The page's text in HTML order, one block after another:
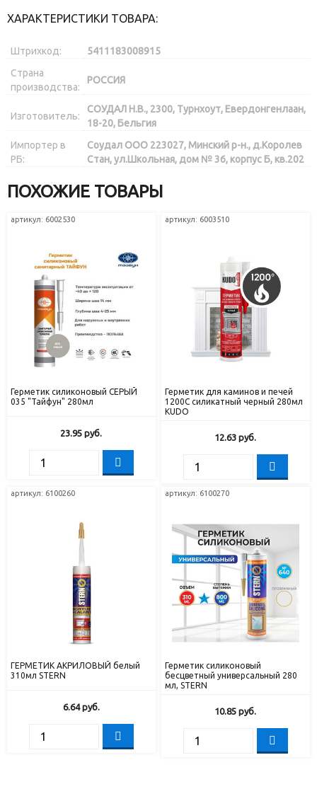
ХАРАКТЕРИСТИКИ ТОВАРА:
Штрихкод:
5411183008915
Страна
производства:
РОССИЯ
Изготовитель:
СОУДАЛ Н.В., 2300, Турнхоут, Евердонгенлаан,
18-20, Бельгия
Импортер в
РБ:
Соудал ООО 223027, Минский р-н., д.Королев
Стан, ул.Школьная, дом № 36, корпус Б, кв.202
ПОХОЖИЕ ТОВАРЫ
артикул: 6002530
Герметик силиконовый СЕРЫЙ
035 "Тайфун" 280мл
23.95 руб.
артикул: 6003510
Герметик для каминов и печей
1200С силикатный черный 280мл
KUDO
12.63 руб.
артикул: 6100260
ГЕРМЕТИК АКРИЛОВЫЙ белый
310мл STERN
6.64руб.
артикул: 6100270
Герметик силиконовый
бесцветный универсальный 280
мл, STERN
10.85 руб.